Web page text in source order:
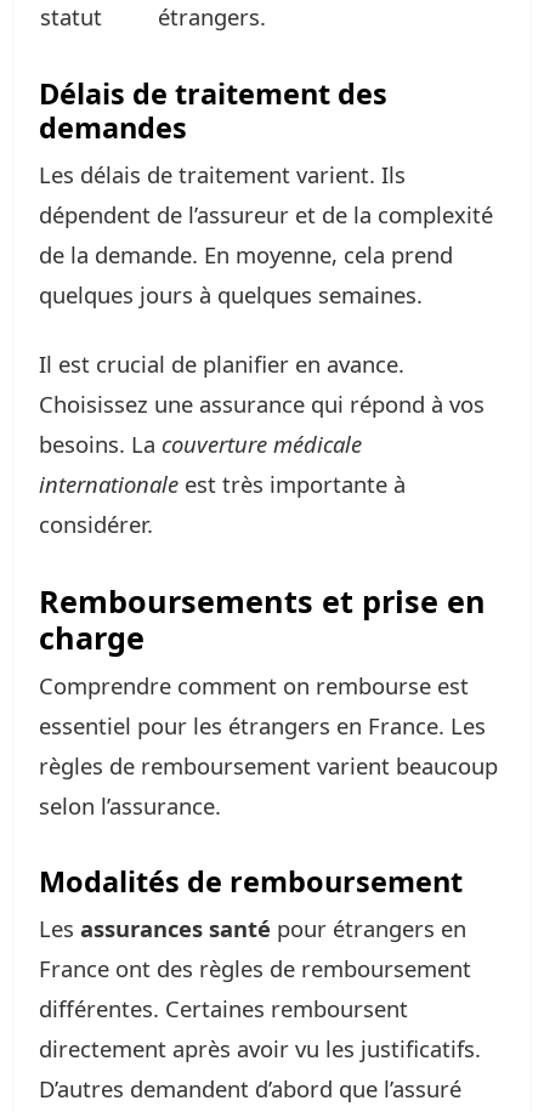
statut
étrangers.
Délais de traitement des
demandes
Les délais de traitement varient. Ils
dépendent de l’assureur et de la complexité
de la demande. En moyenne, cela prend
quelques jours à quelques semaines.
Il est crucial de planifier en avance.
Choisissez une assurance qui répond à vos
besoins. La couverture médicale
internationale est très importante à
considérer.
Remboursements et prise en
charge
Comprendre comment on rembourse est
essentiel pour les étrangers en France. Les
règles de remboursement varient beaucoup
selon l’assurance.
Modalités de remboursement
Les assurances santé pour étrangers en
France ont des règles de remboursement
différentes. Certaines remboursent
directement après avoir vu les justificatifs.
D’autres demandent d’abord que l’assuré